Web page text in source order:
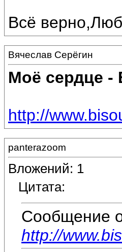
Всё
Вячеслав Серёгин
Моё сердце -
http://
panterazoom
Вложений: 1
Цитата:
Сообщение
http://